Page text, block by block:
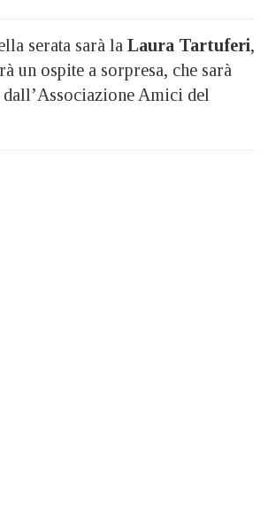
serata sarà la Laura Tartuferi,
un ospite a sorpresa, che sarà
Amici del